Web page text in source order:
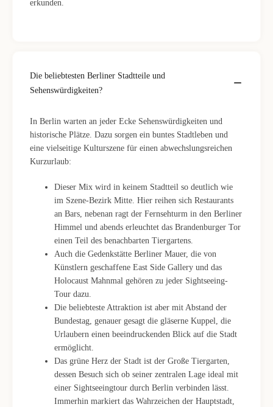
erkunden.
Die beliebtesten Berliner Stadtteile und
Sehenswürdigkeiten?
In Berlin warten an jeder Ecke Sehenswürdigkeiten und
historische Plätze. Dazu sorgen ein buntes Stadtleben und
eine vielseitige Kulturszene für einen abwechslungsreichen
Kurzurlaub:
Dieser Mix wird in keinem Stadtteil so deutlich wie
im Szene-Bezirk Mitte. Hier reihen sich Restaurants
an Bars, nebenan ragt der Fernsehturm in den Berliner
Himmel und abends erleuchtet das Brandenburger Tor
einen Teil des benachbarten Tiergartens.
Auch die Gedenkstätte Berliner Mauer, die von
Künstlern geschaffene East Side Gallery und das
Holocaust Mahnmal gehören zu jeder Sightseeing-
Tour dazu.
Die beliebteste Attraktion ist aber mit Abstand der
Bundestag, genauer gesagt die gläserne Kuppel, die
Urlaubern einen beeindruckenden Blick auf die Stadt
ermöglicht.
Das grüne Herz der Stadt ist der Große Tiergarten,
dessen Besuch sich ob seiner zentralen Lage ideal mit
einer Sightseeingtour durch Berlin verbinden lässt.
Immerhin markiert das Wahrzeichen der Hauptstadt,